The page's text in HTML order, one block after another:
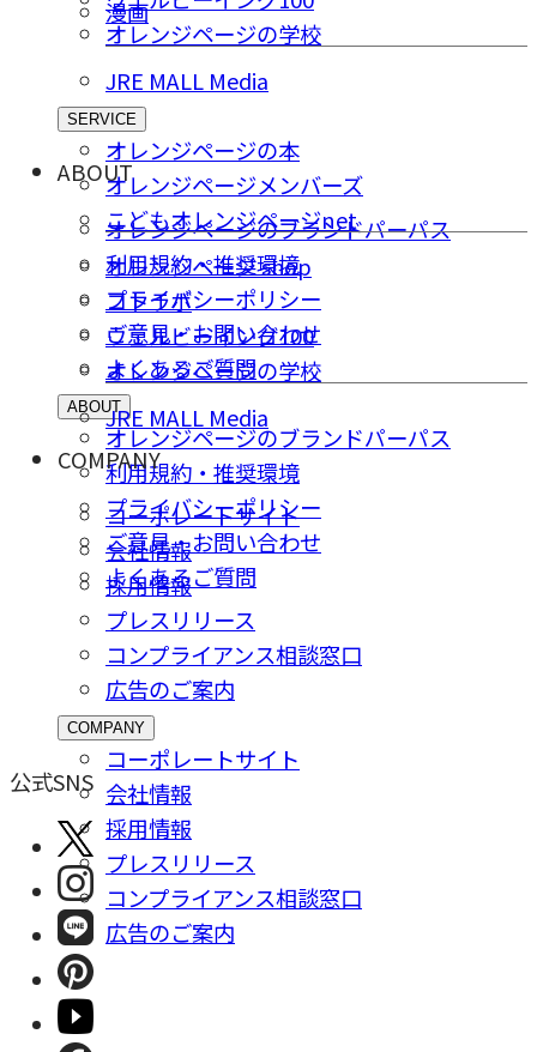
漫画
オレンジページの学校
JRE MALL Media
SERVICE
オレンジページの本
オレンジページメンバーズ
こどもオレンジページnet
オレンジページ shop
コトラボ
ウェルビーイング100
オレンジページの学校
JRE MALL Media
ABOUT
オレンジページのブランドパーパス
利用規約・推奨環境
プライバシーポリシー
ご意⾒・お問い合わせ
よくあるご質問
ABOUT
オレンジページのブランドパーパス
利用規約・推奨環境
プライバシーポリシー
ご意⾒・お問い合わせ
よくあるご質問
COMPANY
コーポレートサイト
会社情報
採⽤情報
プレスリリース
コンプライアンス相談窓⼝
広告のご案内
COMPANY
コーポレートサイト
会社情報
採⽤情報
プレスリリース
コンプライアンス相談窓⼝
広告のご案内
公式SNS